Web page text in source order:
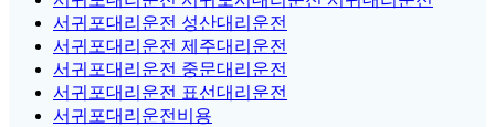
서귀포대리운전 성산대리운전
서귀포대리운전 제주대리운전
서귀포대리운전 중문대리운전
서귀포대리운전 표선대리운전
서귀포대리운전비용